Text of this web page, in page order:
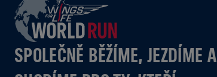
SPOLEČNĚ BĚŽÍME, JEZDÍME A